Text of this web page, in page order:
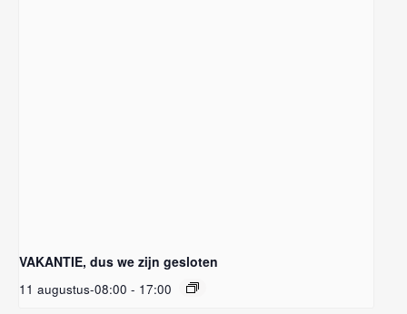
VAKANTIE, dus we zijn gesloten
11 augustus-08:00 - 17:00